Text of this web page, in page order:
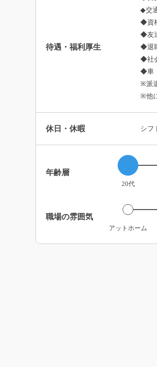
待遇・福利厚生
◆交
◆資
◆友
◆退
◆社
◆車
※派
※他
休日・休暇 シフ
年齢層
20代
職場の雰囲気
アットホーム